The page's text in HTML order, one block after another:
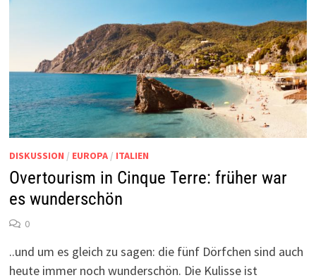
DISKUSSION / EUROPA/ ITALIEN
Overtourism in Cinque Terre: früher war
es wunderschön
0
..und um es gleich zu sagen: die fünf Dörfchen sind auch
heute immer noch wunderschön. Die Kulisse ist